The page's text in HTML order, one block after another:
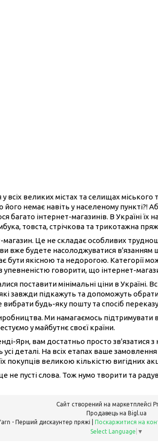
всіх великих містах та селищах
немає навіть у населеному пункті?!
інтернет-магазинів. В Україні
товста, стрічкова та трикотажна
магазин. Це не складає особливих
вже будете насолоджуватися
якісною та недорогою. Категорії
говорити, що інтернет-
поставити мінімальні ціни в
завжди підкажуть та допоможуть
будь-яку пошту та спосіб
Ми намагаємось підтримувати
у майбутнє своєї країни.
Ярн, вам достатньо просто
деталі. На всіх етапах ваше
покупців великою кількістю вигідних
не пусті слова. Тож нумо творити та
Сайт створений на маркетплейсі
Продавець на Bigl.ua
Поскаржитися на
Select Language ▼